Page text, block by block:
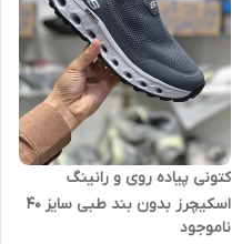
کتونی پیاده روی و رانینگ
اسکیچرز بدون بند طبی سایز 40
تا 45 SKECHERS
ناموجود